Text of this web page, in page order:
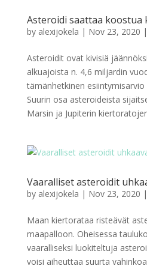
Asteroidi saattaa koostua
by alexijokela | Nov 23, 2020 |
Asteroidit ovat kivisiä
alkuajoista n. 4,6 miljardin
tämänhetkinen
Suurin osa asteroideista
Marsin ja Jupiterin
Vaaralliset asteroidit
by alexijokela | Nov 23, 2020 |
Maan kiertorataa risteävät
maapalloon. Oheisessa
vaaralliseksi luokiteltuja
voisi aiheuttaa suurta